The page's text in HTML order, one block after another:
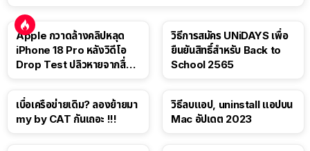
Apple กวาดล้างคลิปหลุด
iPhone 18 Pro หลังวิดีโอ
Drop Test ปลิวหายจากสื่อ
วิธีการสมัคร UNiDAYS เพื่อ
ยืนยันสิทธิ์สำหรับ Back to
School 2565
เบื่อเครือข่ายเดิม? ลองย้ายมา
my by CAT กันเถอะ !!!
วิธีลบแอป, uninstall แอปบน
Mac อัปเดต 2023